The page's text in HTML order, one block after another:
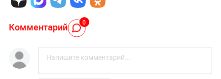
Комментарий 0